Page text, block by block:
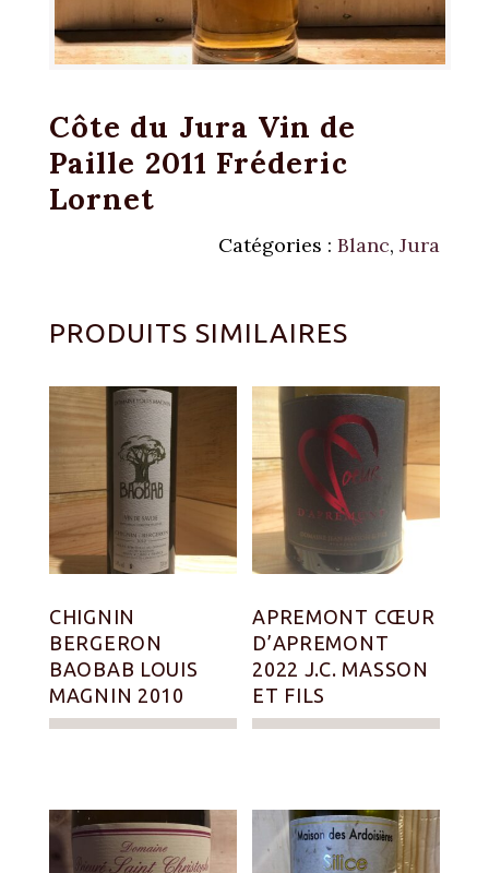
Côte du Jura Vin de
Paille 2011 Fréderic
Lornet
Catégories : Blanc, Jura
PRODUITS SIMILAIRES
CHIGNIN
BERGERON
BAOBAB LOUIS
MAGNIN 2010
APREMONT CŒUR
D’APREMONT
2022 J.C. MASSON
ET FILS